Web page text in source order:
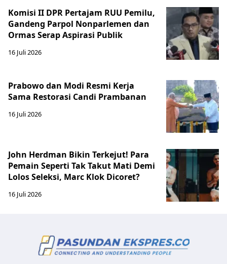
Komisi II DPR Pertajam RUU Pemilu,
Gandeng Parpol Nonparlemen dan
Ormas Serap Aspirasi Publik
16 Juli 2026
Prabowo dan Modi Resmi Kerja
Sama Restorasi Candi Prambanan
16 Juli 2026
John Herdman Bikin Terkejut! Para
Pemain Seperti Tak Takut Mati Demi
Lolos Seleksi, Marc Klok Dicoret?
16 Juli 2026